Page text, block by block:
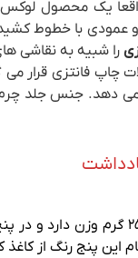
واقعا یک محصول
عمودی با خطوط
را شبیه به نقاشی
چاپ فانتزی قرار
می دهد. جنس جلد
دفتر یادداشت لومانا
این پنج رنگ از